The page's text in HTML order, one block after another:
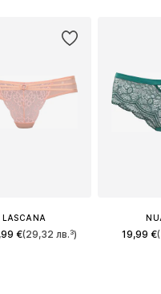
LASCANA
€(29,32 лв.³) 19,99 €